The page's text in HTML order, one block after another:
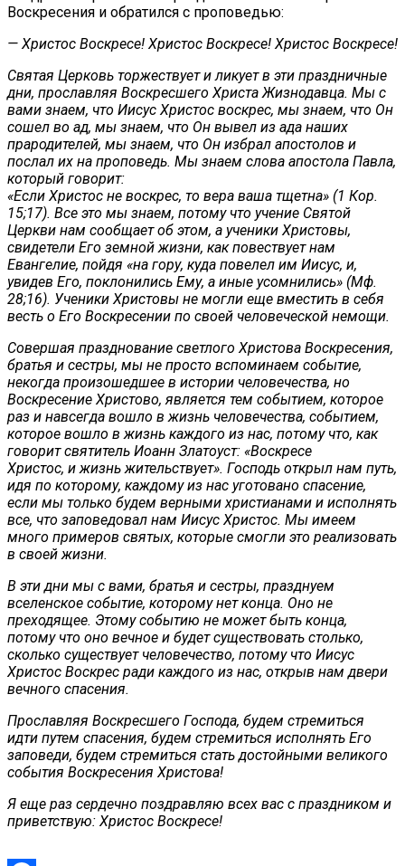
Воскресения и обратился с проповедью:
— Христос Воскресе! Христос Воскресе! Христос Воскресе!
Святая Церковь торжествует и ликует в эти праздничные
дни, прославляя Воскресшего Христа Жизнодавца. Мы с
вами знаем, что Иисус Христос воскрес, мы знаем, что Он
сошел во ад, мы знаем, что Он вывел из ада наших
прародителей, мы знаем, что Он избрал апостолов и
послал их на проповедь. Мы знаем слова апостола Павла,
который говорит:
«Если Христос не воскрес, то вера ваша тщетна» (1 Кор.
15;17). Все это мы знаем, потому что учение Святой
Церкви нам сообщает об этом, а ученики Христовы,
свидетели Его земной жизни, как повествует нам
Евангелие, пойдя «на гору, куда повелел им Иисус, и,
увидев Его, поклонились Ему, а иные усомнились» (Мф.
28;16). Ученики Христовы не могли еще вместить в себя
весть о Его Воскресении по своей человеческой немощи.
Совершая празднование светлого Христова Воскресения,
братья и сестры, мы не просто вспоминаем событие,
некогда произошедшее в истории человечества, но
Воскресение Христово, является тем событием, которое
раз и навсегда вошло в жизнь человечества, событием,
которое вошло в жизнь каждого из нас, потому что, как
говорит святитель Иоанн Златоуст: «Воскресе
Христос, и жизнь жительствует». Господь открыл нам путь,
идя по которому, каждому из нас уготовано спасение,
если мы только будем верными христианами и исполнять
все, что заповедовал нам Иисус Христос. Мы имеем
много примеров святых, которые смогли это реализовать
в своей жизни.
В эти дни мы с вами, братья и сестры, празднуем
вселенское событие, которому нет конца. Оно не
преходящее. Этому событию не может быть конца,
потому что оно вечное и будет существовать столько,
сколько существует человечество, потому что Иисус
Христос Воскрес ради каждого из нас, открыв нам двери
вечного спасения.
Прославляя Воскресшего Господа, будем стремиться
идти путем спасения, будем стремиться исполнять Его
заповеди, будем стремиться стать достойными великого
события Воскресения Христова!
Я еще раз сердечно поздравляю всех вас с праздником и
приветствую: Христос Воскресе!